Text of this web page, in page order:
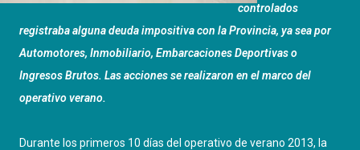
controlados
registraba alguna deuda impositiva con la Provincia, ya sea por
Automotores, Inmobiliario, Embarcaciones Deportivas o
Ingresos Brutos. Las acciones se realizaron en el marco del
operativo verano.
Durante los primeros 10 días del operativo de verano 2013, la